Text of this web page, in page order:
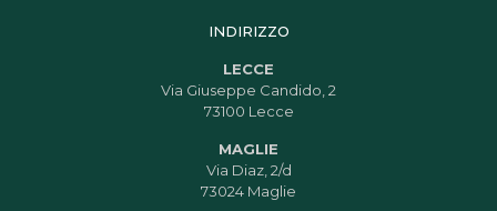
INDIRIZZO
LECCE
Via Giuseppe Candido, 2
73100 Lecce
MAGLIE
Via Diaz, 2/d
73024 Maglie